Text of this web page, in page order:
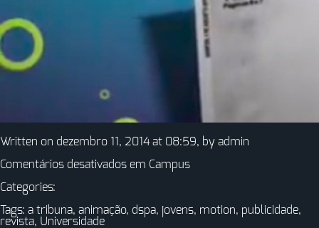
Written on dezembro 11, 2014 at 08:59, by admin
Comentários desativados em Campus
Categories:
Tags: a tribuna, animação, dspa, jovens, motion, publicidade,
revista, Universidade